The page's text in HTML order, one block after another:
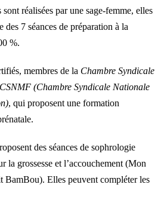
sont réalisées par une sage-femme, elles
des 7 séances de préparation à la
%.
membres de la Chambre Syndicale
CSNMF (Chambre Syndicale Nationale
, qui proposent une formation
des séances de sophrologie
la grossesse et l’accouchement (Mon
BamBou). Elles peuvent compléter les